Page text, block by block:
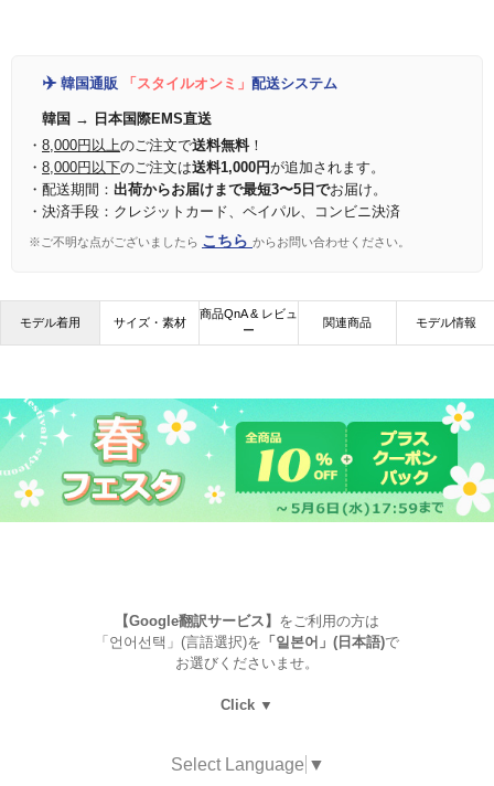
✈️ 韓国通販 「スタイルオンミ」 配送システム
韓国 → 日本国際EMS直送
・ 8,000円以上のご注文で送料無料！
・ 8,000円以下のご注文は送料1,000円が追加されます。
・配送期間： 出荷からお届けまで最短3〜5日でお届け。
・決済手段：クレジットカード、ペイパル、コンビニ決済
※ご不明な点がございましたら こちら からお問い合わせください。
モデル着用 サイズ・素材
商品QnA & レビュ
ー
関連商品 モデル情報
【Google翻訳サービス】 をご利用の方は
「언어선택」(言語選択)を 「일본어」(日本語)で
お選びくださいませ。
Click ▼
Select Language ▼